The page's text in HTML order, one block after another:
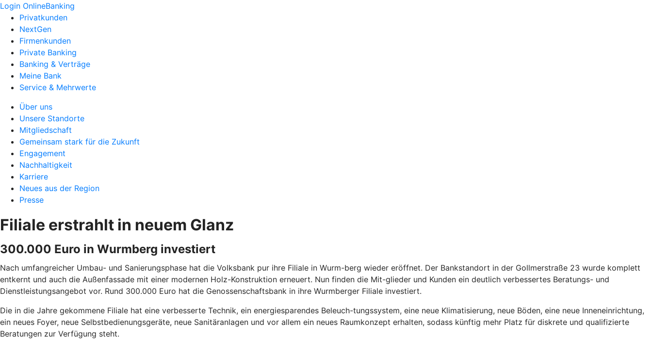
Login OnlineBanking
Privatkunden
NextGen
Firmenkunden
Private Banking
Banking & Verträge
Meine Bank
Service & Mehrwerte
Über uns
Unsere Standorte
Mitgliedschaft
Gemeinsam stark für die Zukunft
Engagement
Nachhaltigkeit
Karriere
Neues aus der Region
Presse
Filiale erstrahlt in neuem Glanz
300.000 Euro in Wurmberg investiert
Nach umfangreicher Umbau- und Sanierungsphase hat die Volksbank pur ihre Filiale in Wurm-berg wieder eröffnet. Der Bankstandort in der Gollmerstraße 23 wurde komplett
entkernt und auch die Außenfassade mit einer modernen Holz-Konstruktion erneuert. Nun finden die Mit-glieder und Kunden ein deutlich verbessertes Beratungs- und
Dienstleistungsangebot vor. Rund 300.000 Euro hat die Genossenschaftsbank in ihre Wurmberger Filiale investiert.
Die in die Jahre gekommene Filiale hat eine verbesserte Technik, ein energiesparendes Beleuch-tungssystem, eine neue Klimatisierung, neue Böden, eine neue Inneneinrichtung,
ein neues Foyer, neue Selbstbedienungsgeräte, neue Sanitäranlagen und vor allem ein neues Raumkonzept erhalten, sodass künftig mehr Platz für diskrete und qualifizierte
Beratungen zur Verfügung steht.